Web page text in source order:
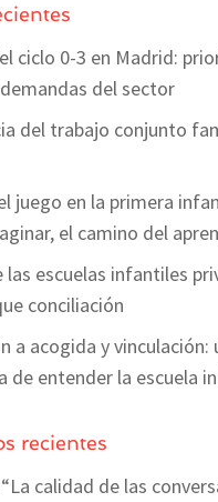
ciclo 0-3 en Madrid:
del sector
del trabajo conjunto
juego en la primera
el camino del
las escuelas infantiles
conciliación
a acogida y vinculación:
de entender la escuela
recientes
“La calidad de las